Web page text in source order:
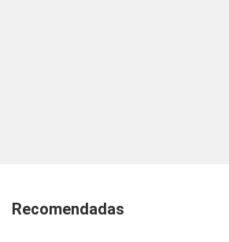
Recomendadas